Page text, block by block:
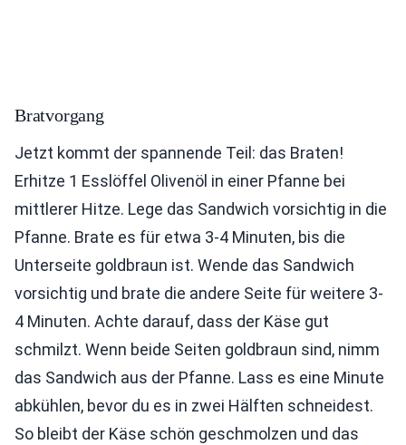
Bratvorgang
Jetzt kommt der spannende Teil: das Braten!
Erhitze 1 Esslöffel Olivenöl in einer Pfanne bei
mittlerer Hitze. Lege das Sandwich vorsichtig in die
Pfanne. Brate es für etwa 3-4 Minuten, bis die
Unterseite goldbraun ist. Wende das Sandwich
vorsichtig und brate die andere Seite für weitere 3-
4 Minuten. Achte darauf, dass der Käse gut
schmilzt. Wenn beide Seiten goldbraun sind, nimm
das Sandwich aus der Pfanne. Lass es eine Minute
abkühlen, bevor du es in zwei Hälften schneidest.
So bleibt der Käse schön geschmolzen und das